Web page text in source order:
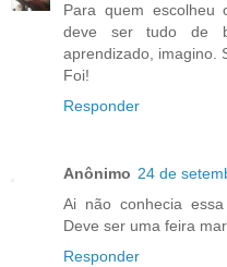
Para quem
deve ser tudo de
aprendizado, imagino.
Foi!
Responder
Anônimo 24 de
Ai não conhecia
Deve ser uma feira
Responder